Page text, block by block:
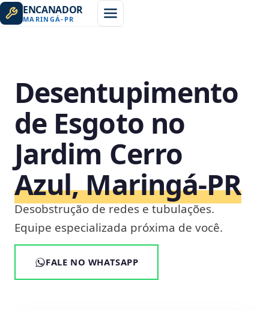
ENCANADOR
MARINGÁ- PR
Desentupimento
de Esgoto no
Jardim Cerro
Azul, Maringá‑PR
Desobstrução de redes e tubulações.
Equipe especializada próxima de você.
FALE NO WHATSAPP